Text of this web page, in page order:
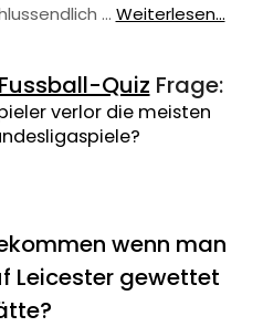
… Weiterlesen...
Fussball-Quiz Frage:
verlor die meisten
wenn man
Leicester gewettet